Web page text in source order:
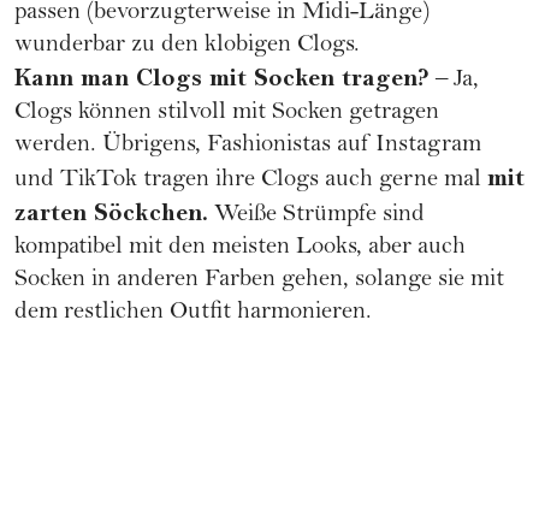
passen (bevorzugterweise in Midi-Länge)
wunderbar zu den klobigen Clogs.
Kann man Clogs mit Socken tragen? – Ja,
Clogs können stilvoll mit Socken getragen
werden. Übrigens, Fashionistas auf Instagram
und TikTok tragen ihre Clogs auch gerne mal mit
zarten Söckchen. Weiße Strümpfe sind
kompatibel mit den meisten Looks, aber auch
Socken in anderen Farben gehen, solange sie mit
dem restlichen Outfit harmonieren.